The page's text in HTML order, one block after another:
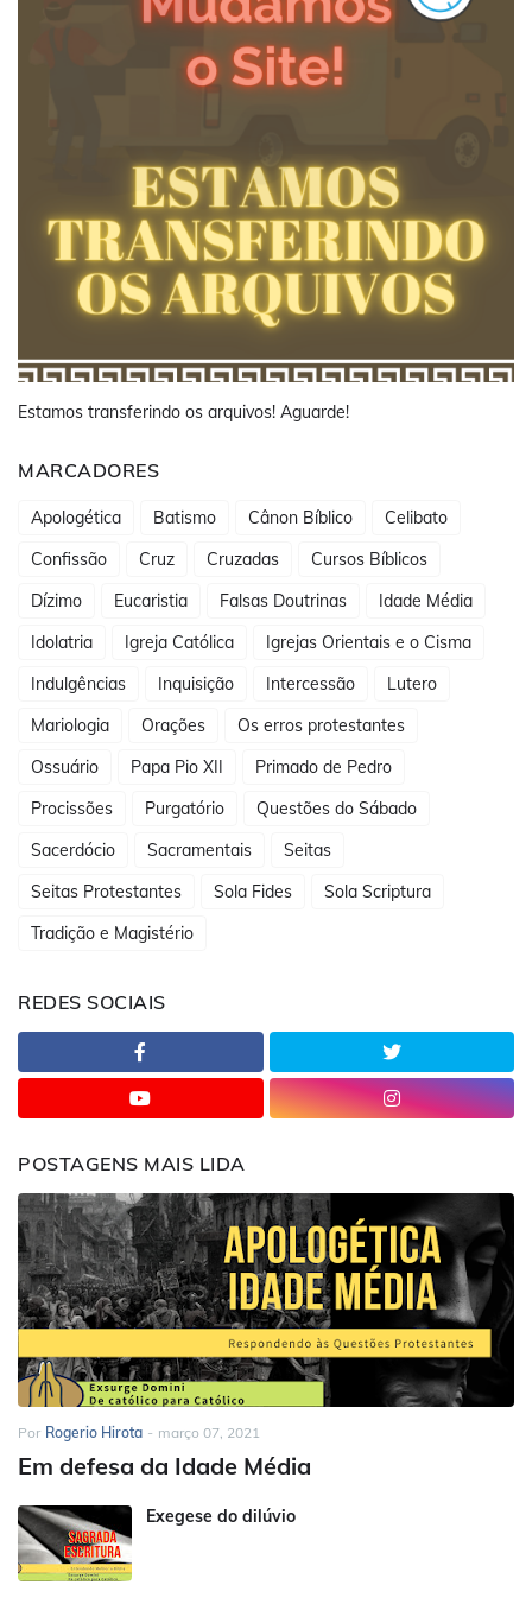
Estamos transferindo os arquivos! Aguarde!
MARCADORES
Apologética Batismo Cânon Bíblico
Celibato
Confissão
Cruz Cruzadas
Cursos Bíblicos
Dízimo
Eucaristia Falsas Doutrinas
Idade Média
Idolatria
Igreja Católica
Igrejas Orientais e o Cisma
Indulgências
Inquisição Intercessão
Lutero
Mariologia
Orações
Os erros protestantes
Ossuário
Papa Pio XII
Primado de Pedro
Procissões
Purgatório
Questões do Sábado
Sacerdócio
Sacramentais
Seitas
Seitas Protestantes
Sola Fides
Sola Scriptura
Tradição e Magistério
REDES SOCIAIS
POSTAGENS MAIS LIDA
Por Rogerio Hirota - março 07, 2021
Em defesa da Idade Média
Exegese do dilúvio